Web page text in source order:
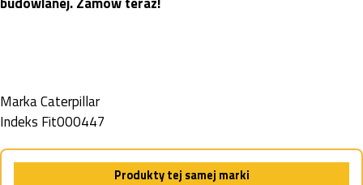
MarkaCaterpillar
Indeks Fit000447
Produkty tej samej marki